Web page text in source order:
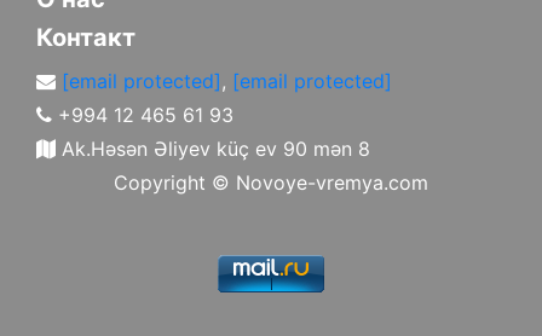
Контакт
[email protected], [email protected]
+994 12 465 61 93
Ak.Həsən Əliyev küç ev 90 mən 8
Copyright © Novoye-vremya.com